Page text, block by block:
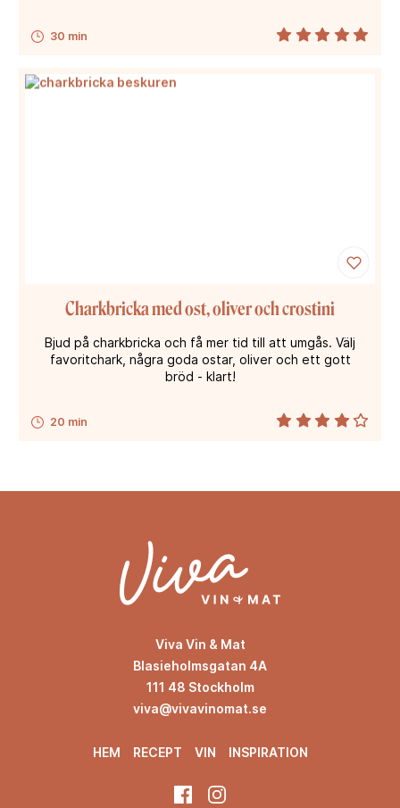
30 min
20 min
Charkbricka med ost, oliver och crostini
Bjud på charkbricka och få mer tid till att umgås. Välj
favoritchark, några goda ostar, oliver och ett gott
bröd - klart!
Viva Vin & Mat
Blasieholmsgatan 4A
111 48 Stockholm
viva@vivavinomat.se
HEM RECEPT VIN INSPIRATION